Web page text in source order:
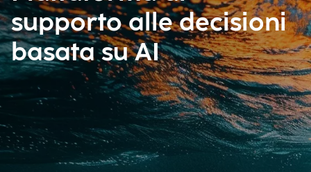
supporto alle decisioni
basata su AI